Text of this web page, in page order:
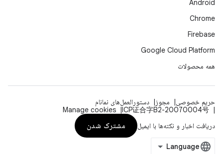
Android
Chrome
Firebase
Google Cloud Platform
همه محصولات
حریم خصوصی مجوز
دستورالعمل‌های نمانام
ICP证合字B2-20070004号
Manage cookies
دریافت اخبار و نکته‌ها با ایمیل
مشترک شدن